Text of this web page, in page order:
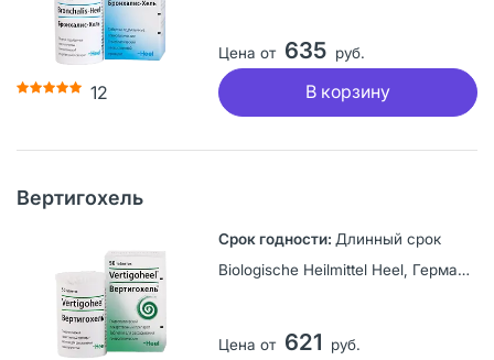
12
Цена от 635 руб.
В корзину
Вертигохель
Длинный срок
Biologische Heilmittel Heel, Германия
Цена от 621 руб.